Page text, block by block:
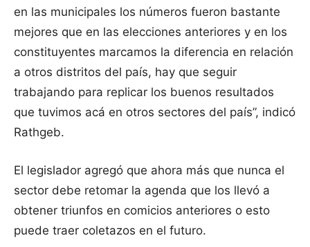
en las municipales los números fueron bastante
mejores que en las elecciones anteriores y en los
constituyentes marcamos la diferencia en relación
a otros distritos del país, hay que seguir
trabajando para replicar los buenos resultados
que tuvimos acá en otros sectores del país”, indicó
Rathgeb.
El legislador agregó que ahora más que nunca el
sector debe retomar la agenda que los llevó a
obtener triunfos en comicios anteriores o esto
puede traer coletazos en el futuro.